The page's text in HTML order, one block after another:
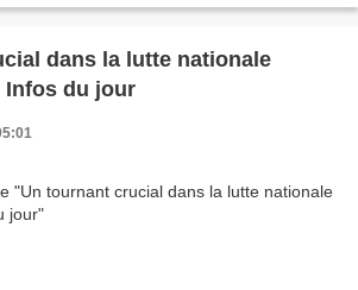
dans la lutte nationale
Infos du jour